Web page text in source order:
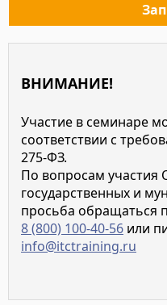
ВНИМАНИЕ!
Участие в семинаре
соответствии с
275-ФЗ.
По вопросам участия
государственных и
просьба обращаться
8 (800) 100-40-56 или
info@itctraining.ru